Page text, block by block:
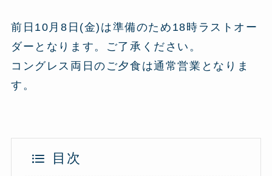
前日10月8日(金)は準備のため18時ラストオー
ダーとなります。ご了承ください。
コングレス両日のご夕食は通常営業となりま
す。
目次